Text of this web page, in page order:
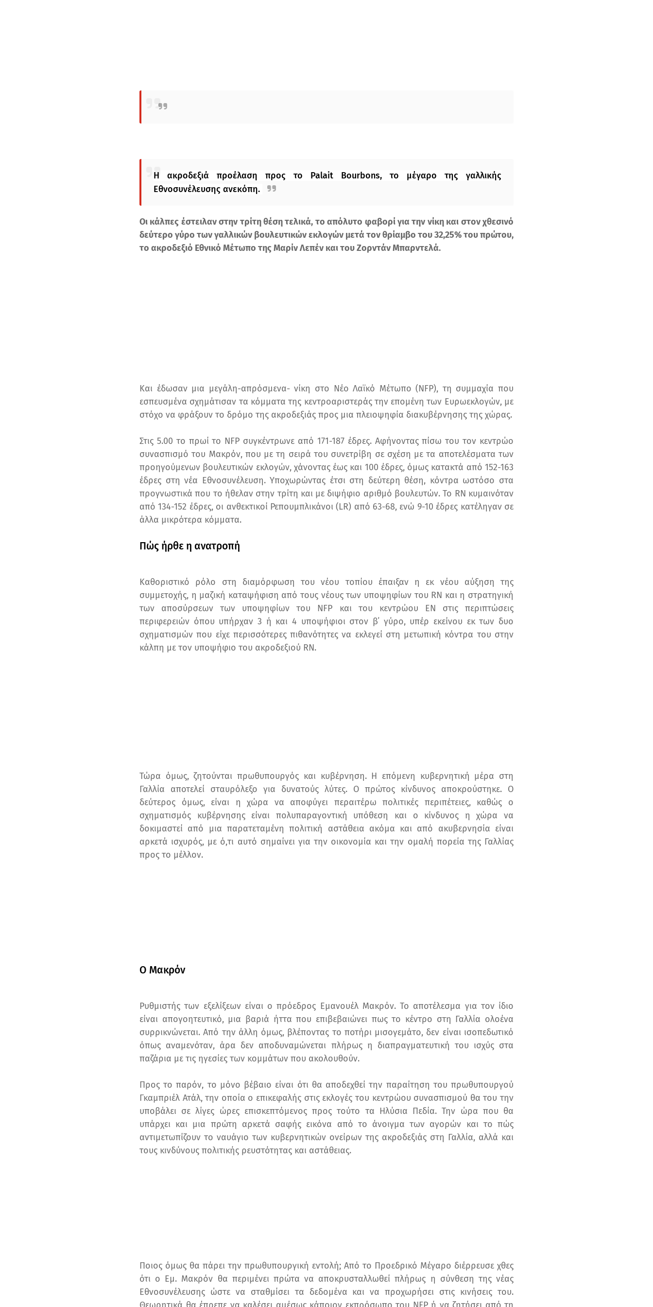
Η ακροδεξιά προέλαση προς το Palait Bourbons, το μέγαρο της γαλλικής
Εθνοσυνέλευσης ανεκόπη.
Οι κάλπες έστειλαν στην τρίτη θέση τελικά, το απόλυτο φαβορί για την νίκη και στον χθεσινό
δεύτερο γύρο των γαλλικών βουλευτικών εκλογών μετά τον θρίαμβο του 32,25% του πρώτου,
το ακροδεξιό Εθνικό Μέτωπο της Μαρίν Λεπέν και τουΖορντάν Μπαρντελά.
Και έδωσαν μια μεγάλη-απρόσμενα- νίκη στο Νέο Λαϊκό Μέτωπο (NFP), τη συμμαχία που
εσπευσμένα σχημάτισαν τα κόμματα της κεντροαριστεράς την επομένη των Ευρωεκλογών, με
στόχο να φράξουν το δρόμο της ακροδεξιάς προς μια πλειοψηφία διακυβέρνησης της χώρας.
Στις 5.00 το πρωί το NFP συγκέντρωνε από 171-187 έδρες. Αφήνοντας πίσω του τον κεντρώο
συνασπισμό του Μακρόν, που με τη σειρά του συνετρίβη σε σχέση με τα αποτελέσματα των
προηγούμενων βουλευτικών εκλογών, χάνοντας έως και 100 έδρες, όμως κατακτά από 152-163
έδρες στη νέα Εθνοσυνέλευση. Υποχωρώντας έτσι στη δεύτερη θέση, κόντρα ωστόσο στα
προγνωστικά που το ήθελαν στην τρίτη και με διψήφιο αριθμό βουλευτών. Το RN κυμαινόταν
από 134-152 έδρες, οι ανθεκτικοί Ρεπουμπλικάνοι (LR) από 63-68, ενώ 9-10 έδρες κατέληγαν σε
άλλα μικρότερα κόμματα.
Πώς ήρθε η ανατροπή
Καθοριστικό ρόλο στη διαμόρφωση του νέου τοπίου έπαιξαν η εκ νέου αύξηση της
συμμετοχής, η μαζική καταψήφιση από τους νέους των υποψηφίων του RN και η στρατηγική
των αποσύρσεων των υποψηφίων του NFP και του κεντρώου EN στις περιπτώσεις
περιφερειών όπου υπήρχαν 3 ή και 4 υποψήφιοι στον β΄ γύρο, υπέρ εκείνου εκ των δυο
σχηματισμών που είχε περισσότερες πιθανότητες να εκλεγεί στη μετωπική κόντρα του στην
κάλπη με τον υποψήφιο του ακροδεξιού RN.
Τώρα όμως, ζητούνται πρωθυπουργός και κυβέρνηση. Η επόμενη κυβερνητική μέρα στη
Γαλλία αποτελεί σταυρόλεξο για δυνατούς λύτες. Ο πρώτος κίνδυνος αποκρούστηκε. Ο
δεύτερος όμως, είναι η χώρα να αποφύγει περαιτέρω πολιτικές περιπέτειες, καθώς ο
σχηματισμός κυβέρνησης είναι πολυπαραγοντική υπόθεση και ο κίνδυνος η χώρα να
δοκιμαστεί από μια παρατεταμένη πολιτική αστάθεια ακόμα και από ακυβερνησία είναι
αρκετά ισχυρός, με ό,τι αυτό σημαίνει για την οικονομία και την ομαλή πορεία της Γαλλίας
προς το μέλλον.
Ο Μακρόν
Ρυθμιστής των εξελίξεων είναι ο πρόεδρος Εμανουέλ Μακρόν. Το αποτέλεσμα για τον ίδιο
είναι απογοητευτικό, μια βαριά ήττα που επιβεβαιώνει πως το κέντρο στη Γαλλία ολοένα
συρρικνώνεται. Από την άλλη όμως, βλέποντας το ποτήρι μισογεμάτο, δεν είναι ισοπεδωτικό
όπως αναμενόταν, άρα δεν αποδυναμώνεται πλήρως η διαπραγματευτική του ισχύς στα
παζάρια με τις ηγεσίες των κομμάτων που ακολουθούν.
Προς το παρόν, το μόνο βέβαιο είναι ότι θα αποδεχθεί την παραίτηση του πρωθυπουργού
Γκαμπριέλ Ατάλ, την οποία ο επικεφαλής στις εκλογές του κεντρώου συνασπισμού θα του την
υποβάλει σε λίγες ώρες επισκεπτόμενος προς τούτο τα Ηλύσια Πεδία. Την ώρα που θα
υπάρχει και μια πρώτη αρκετά σαφής εικόνα από το άνοιγμα των αγορών και το πώς
αντιμετωπίζουν το ναυάγιο των κυβερνητικών ονείρων της ακροδεξιάς στη Γαλλία, αλλά και
τους κινδύνους πολιτικής ρευστότητας και αστάθειας.
Ποιος όμως θα πάρει την πρωθυπουργική εντολή; Από το Προεδρικό Μέγαρο διέρρευσε χθες
ότι ο Εμ. Μακρόν θα περιμένει πρώτα να αποκρυσταλλωθεί πλήρως η σύνθεση της νέας
Εθνοσυνέλευσης ώστε να σταθμίσει τα δεδομένα και να προχωρήσει στις κινήσεις του.